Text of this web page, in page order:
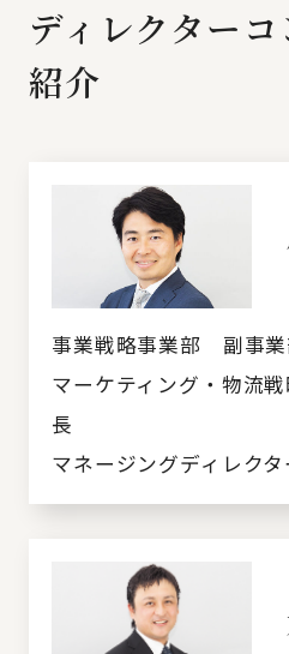
ディレクター
紹介
事業戦略事業部 副事業
マーケティング・物流
長
マネージングディレクタ